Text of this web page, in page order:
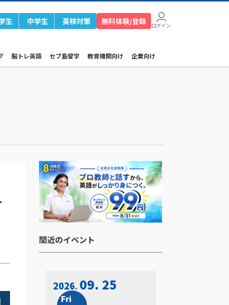
生 中学生 英検対策 無料体験/登録 ログイン
脳トレ英語 セブ島留学 教育機関向け 企業向け
間近のイベント​
2026 09. 25
Fri